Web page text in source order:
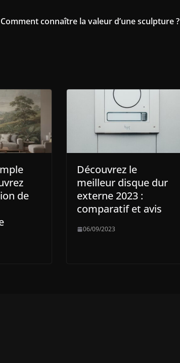
Comment connaître la valeur d’une sculpture ?
de
Découvrez le
meilleur disque dur
externe 2023 :
comparatif et avis
06/09/2023